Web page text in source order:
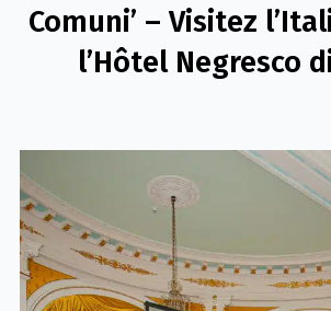
Comuni’ – Visitez
l’Hôtel Negresco